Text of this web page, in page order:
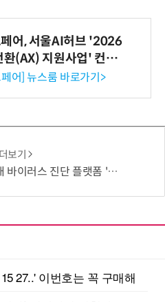
어, 서울AI허브 '2026
환(AX) 지원사업' 컨소
정
어] 뉴스룸 바로가기>
보기
진단 플랫폼 '퓨전 어세이' 개발